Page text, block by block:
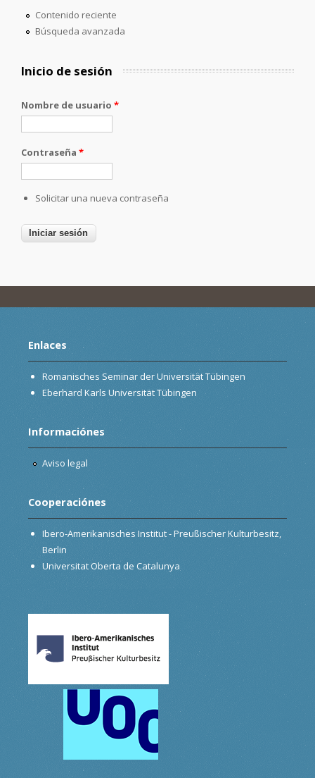
Contenido reciente
Búsqueda avanzada
Inicio de sesión
Nombre de usuario *
Contraseña *
Solicitar una nueva contraseña
Enlaces
Romanisches Seminar der Universität Tübingen
Eberhard Karls Universität Tübingen
Informaciónes
Aviso legal
Cooperaciónes
Ibero-Amerikanisches Institut - Preußischer Kulturbesitz,
Berlin
Universitat Oberta de Catalunya